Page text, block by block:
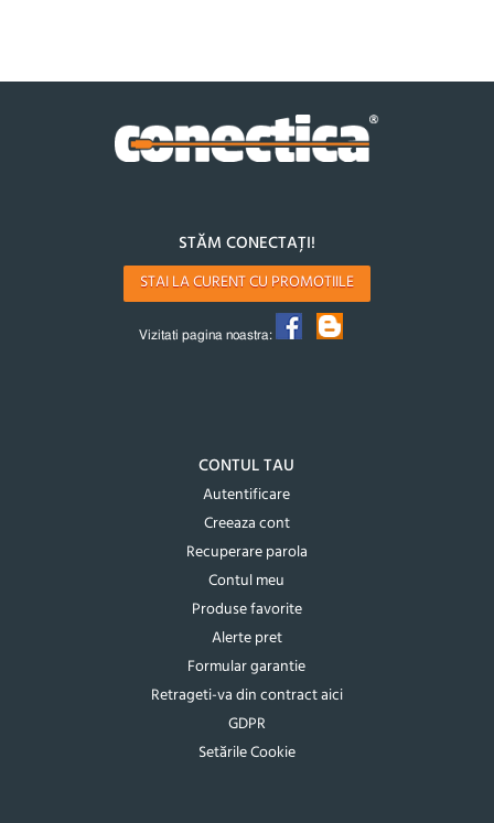
STĂM CONECTAȚI!
STAI LA CURENT CU PROMOTIILE
Vizitati pagina noastra:
CONTUL TAU
Autentificare
Creeaza cont
Recuperare parola
Contul meu
Produse favorite
Alerte pret
Formular garantie
Retrageti-va din contract aici
GDPR
Setările Cookie